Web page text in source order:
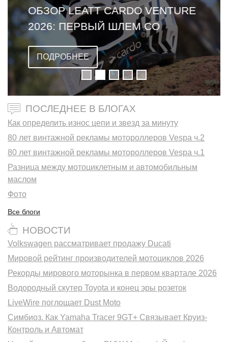
ОБЗОР LEATT CARDO VENTURE
2026: ПЕРВЫЙ ШЛЕМ СО
ВСТРОЕННОЙ ГАРНИТУРОЙ
ПОДРОБНЕЕ
ПОСЛЕДНЕЕ В БЛОГАХ
Как определить износ цепи и звезд за минуту
80 лет винтажной рекламы мотороллеров Vespa ч.2
80 лет винтажной рекламы мотороллеров Vespa ч.1
Разница между мотоциклетным и автомобильным
маслом
Фото
Все блоги
НОВОСТИ
Volkswagen рассматривает продажу Ducati
Мировой рейтинг производителей мотоциклов 2026
Рекорды мирового моторынка в первом квартале 2026
Водородный скутер Toyota и конец эры розеток
LiveWire поглощает Dust Moto
Симбиоз. Как Yamaha Tracer 9GT+ Связывает Круиз-
Контроль и Автомат